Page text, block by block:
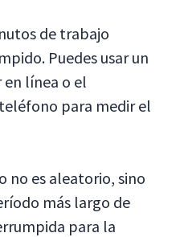
de trabajo
Puedes usar un
línea o el
para medir el
no es aleatorio, sino
más largo de
para la